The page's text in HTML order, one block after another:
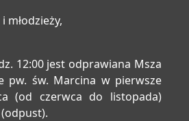
młodzieży,
12:00 jest odprawiana Msza
pw. św. Marcina w pierwsze
(od czerwca do listopada)